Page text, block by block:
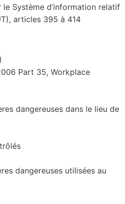
Système d’information relatif
articles 395 à 414
Part 35, Workplace
dangereuses dans le lieu de
dangereuses utilisées au